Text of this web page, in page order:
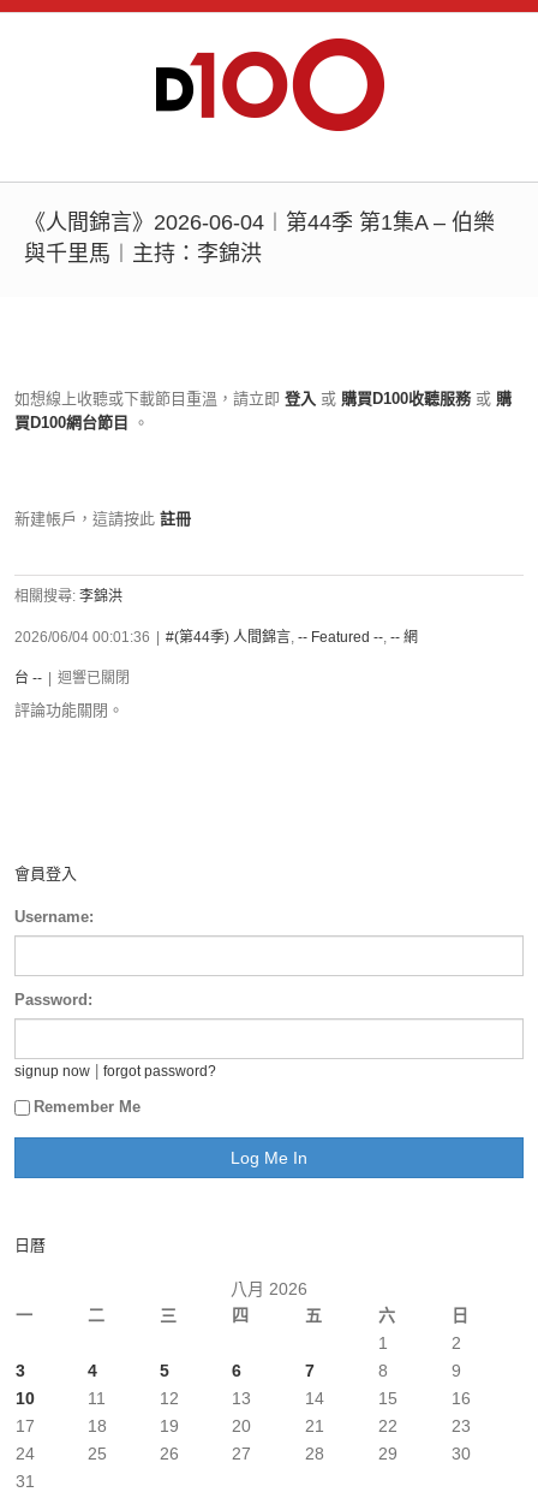
《人間錦言》2026-06-04︱第44季 第1集A – 伯樂
與千里馬︱主持：李錦洪
如想線上收聽或下載節目重溫，請立即 登入 或 購買D100收聽服務 或 購
買D100網台節目
。
新建帳戶，這請按此 註冊
相關搜尋: 李錦洪
2026/06/04 00:01:36 #(第44季) 人間錦言, -- Featured --, -- 網
台 -- 迴響已關閉
評論功能關閉。
會員登入
Username:
Password:
signup now forgot password?
Remember Me
日曆
八月 2026
一
二 三 四 五 六 日
1
2
3
4 5 6 7 8
9
10
11 12 13 14 15
16
17
18 19 20 21 22
23
24
25 26 27 28 29
30
31